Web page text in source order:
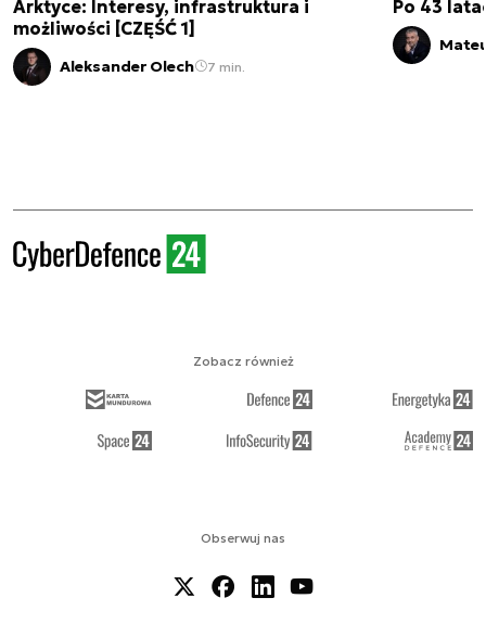
Arktyce: Interesy, infrastruktura i
możliwości [CZĘŚĆ 1]
Aleksander Olech 7 min.
Po 43
Obserwuj nas
Zobacz również